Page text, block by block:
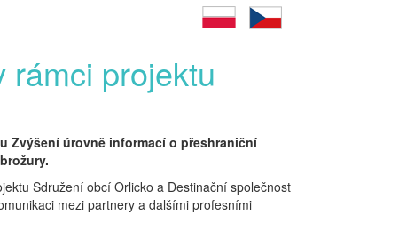
rámci projektu
Zvýšení úrovně informací o přeshraniční
Sdružení obcí Orlicko a Destinační společnost
mezi partnery a dalšími profesními